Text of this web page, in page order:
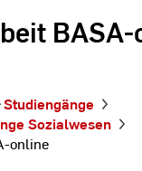
Studiengänge
Sozialwesen
online